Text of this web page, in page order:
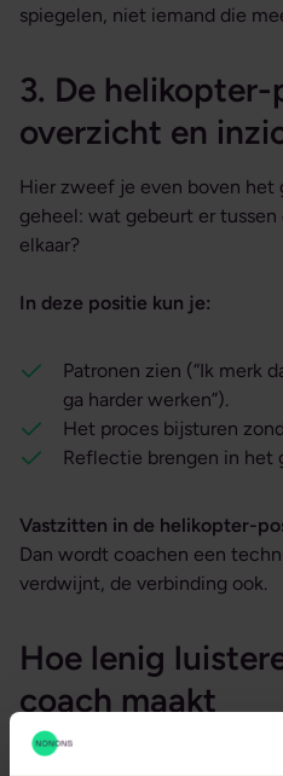
spiegelen, niet iemand die
3. De
overzicht en
Hier zweef je even boven het
geheel: wat gebeurt er
elkaar?
In deze positie kun je:
Patronen zien (“Ik merk
ga harder werken”).
Het proces bijsturen
Reflectie brengen in het
Vastzitten in de helikopter-
Dan wordt coachen een
verdwijnt, de verbinding ook.
Hoe lenig
coach maakt
Goede coaches luisteren niet